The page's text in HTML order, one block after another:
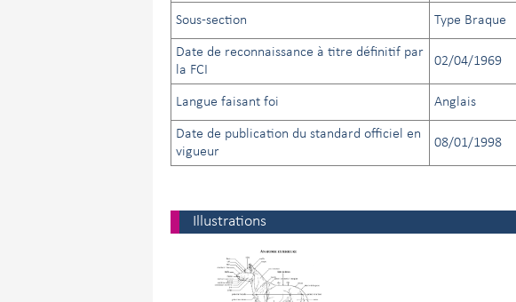
Sous-section Type Braque
Date de reconnaissance à titre définitif par
la FCI
02/04/1969
Langue faisant foi Anglais
Date de publication du standard officiel en
vigueur
08/01/1998
Illustrations